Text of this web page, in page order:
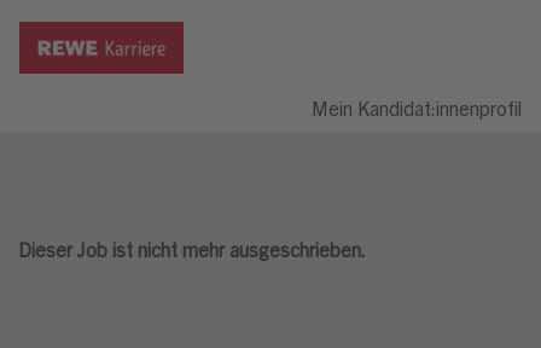
Mein Kandidat:innenprofil
Dieser Job ist nicht mehr ausgeschrieben.